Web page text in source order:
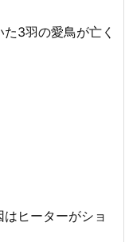
3羽の愛鳥が亡く
ヒーターがショ